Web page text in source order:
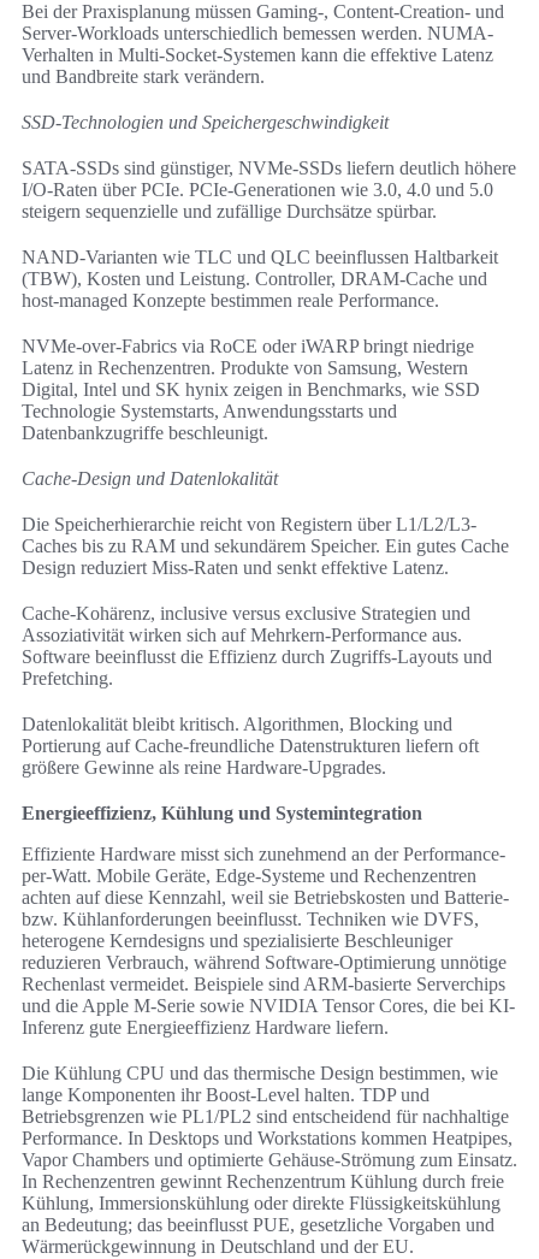
Bei der Praxisplanung müssen Gaming-, Content-Creation- und
Server-Workloads unterschiedlich bemessen werden. NUMA-
Verhalten in Multi-Socket-Systemen kann die effektive Latenz
und Bandbreite stark verändern.
SSD-Technologien und Speichergeschwindigkeit
SATA-SSDs sind günstiger, NVMe-SSDs liefern deutlich höhere
I/O-Raten über PCIe. PCIe-Generationen wie 3.0, 4.0 und 5.0
steigern sequenzielle und zufällige Durchsätze spürbar.
NAND-Varianten wie TLC und QLC beeinflussen Haltbarkeit
(TBW), Kosten und Leistung. Controller, DRAM-Cache und
host-managed Konzepte bestimmen reale Performance.
NVMe-over-Fabrics via RoCE oder iWARP bringt niedrige
Latenz in Rechenzentren. Produkte von Samsung, Western
Digital, Intel und SK hynix zeigen in Benchmarks, wie SSD
Technologie Systemstarts, Anwendungsstarts und
Datenbankzugriffe beschleunigt.
Cache-Design und Datenlokalität
Die Speicherhierarchie reicht von Registern über L1/L2/L3-
Caches bis zu RAM und sekundärem Speicher. Ein gutes Cache
Design reduziert Miss-Raten und senkt effektive Latenz.
Cache-Kohärenz, inclusive versus exclusive Strategien und
Assoziativität wirken sich auf Mehrkern-Performance aus.
Software beeinflusst die Effizienz durch Zugriffs-Layouts und
Prefetching.
Datenlokalität bleibt kritisch. Algorithmen, Blocking und
Portierung auf Cache-freundliche Datenstrukturen liefern oft
größere Gewinne als reine Hardware-Upgrades.
Energieeffizienz, Kühlung und Systemintegration
Effiziente Hardware misst sich zunehmend an der Performance-
per-Watt. Mobile Geräte, Edge-Systeme und Rechenzentren
achten auf diese Kennzahl, weil sie Betriebskosten und Batterie-
bzw. Kühlanforderungen beeinflusst. Techniken wie DVFS,
heterogene Kerndesigns und spezialisierte Beschleuniger
reduzieren Verbrauch, während Software-Optimierung unnötige
Rechenlast vermeidet. Beispiele sind ARM-basierte Serverchips
und die Apple M-Serie sowie NVIDIA Tensor Cores, die bei KI-
Inferenz gute Energieeffizienz Hardware liefern.
Die Kühlung CPU und das thermische Design bestimmen, wie
lange Komponenten ihr Boost-Level halten. TDP und
Betriebsgrenzen wie PL1/PL2 sind entscheidend für nachhaltige
Performance. In Desktops und Workstations kommen Heatpipes,
Vapor Chambers und optimierte Gehäuse-Strömung zum Einsatz.
In Rechenzentren gewinnt Rechenzentrum Kühlung durch freie
Kühlung, Immersionskühlung oder direkte Flüssigkeitskühlung
an Bedeutung; das beeinflusst PUE, gesetzliche Vorgaben und
Wärmerückgewinnung in Deutschland und der EU.